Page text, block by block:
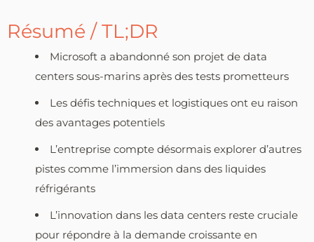
Résumé / TL;DR
Microsoft a abandonné son projet de data
centers sous-marins après des tests prometteurs
Les défis techniques et logistiques ont eu raison
des avantages potentiels
L’entreprise compte désormais explorer d’autres
pistes comme l’immersion dans des liquides
réfrigérants
L’innovation dans les data centers reste cruciale
pour répondre à la demande croissante en